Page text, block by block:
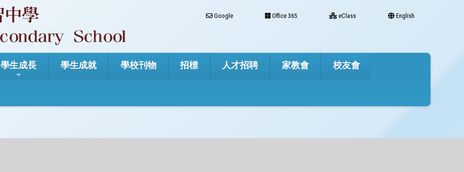
Google Office 365 eClass English
學生成長 學生成就 學校刊物 招標 人才招聘 家教會 校友會